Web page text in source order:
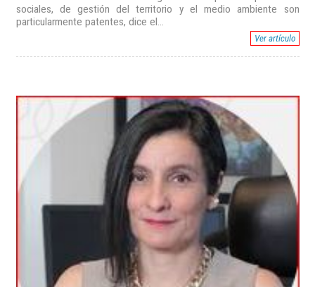
sociales, de gestión del territorio y el medio ambiente son
particularmente patentes, dice el...
Ver artículo